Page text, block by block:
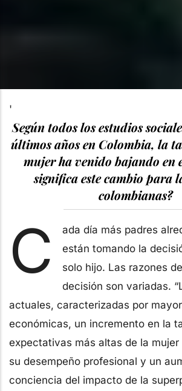
'
Según todos los estudios
últimos años en Colombia, la
mujer ha venido bajando en
significa este cambio para
colombianas?
C
ada día más padres
están tomando la
solo hijo. Las razones
decisión son variadas.
actuales, caracterizadas por
económicas, un incremento en la
expectativas más altas de la
su desempeño profesional y un
conciencia del impacto de la